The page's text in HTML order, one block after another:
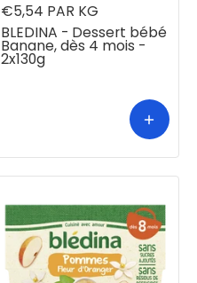
BLEDINA - Dessert bébé
Banane, dès 4 mois -
2x130g
€5,54 PAR KG